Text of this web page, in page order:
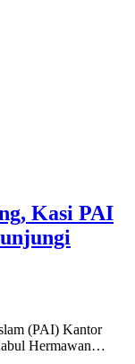
Kasi PAI
(PAI) Kantor
Hermawan…